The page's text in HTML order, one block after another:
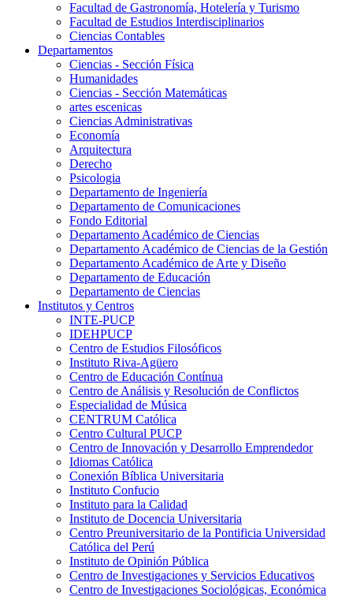
Facultad de Gastronomía, Hotelería y Turismo
Facultad de Estudios Interdisciplinarios
Ciencias Contables
Departamentos
Ciencias - Sección Física
Humanidades
Ciencias - Sección Matemáticas
artes escenicas
Ciencias Administrativas
Economía
Arquitectura
Derecho
Psicologia
Departamento de Ingeniería
Departamento de Comunicaciones
Fondo Editorial
Departamento Académico de Ciencias
Departamento Académico de Ciencias de la Gestión
Departamento Académico de Arte y Diseño
Departamento de Educación
Departamento de Ciencias
Institutos y Centros
INTE-PUCP
IDEHPUCP
Centro de Estudios Filosóficos
Instituto Riva-Agüero
Centro de Educación Contínua
Centro de Análisis y Resolución de Conflictos
Especialidad de Música
CENTRUM Católica
Centro Cultural PUCP
Centro de Innovación y Desarrollo Emprendedor
Idiomas Católica
Conexión Bíblica Universitaria
Instituto Confucio
Instituto para la Calidad
Instituto de Docencia Universitaria
Centro Preuniversitario de la Pontificia Universidad
Católica del Perú
Instituto de Opinión Pública
Centro de Investigaciones y Servicios Educativos
Centro de Investigaciones Sociológicas, Económica